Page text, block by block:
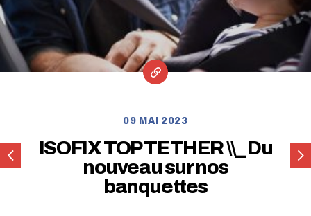
Outil
d’aide
09 MAI 2023
ISOFIX TOP TETHER \\_ Du
nouveau sur nos
banquettes